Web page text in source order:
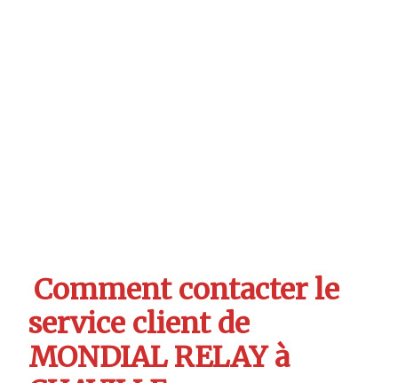
Comment contacter le
service client de
MONDIAL RELAY à